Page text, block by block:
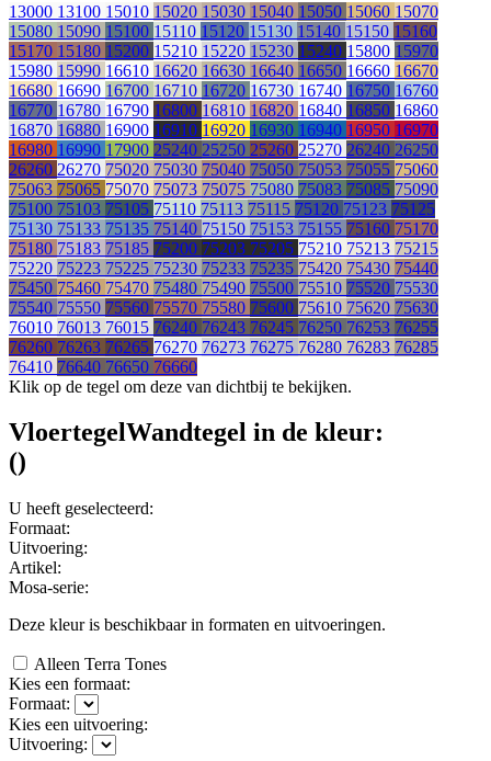
13000 13100 15010 15020 15030 15040 15050 15060 15070
15080 15090 15100 15110 15120 15130 15140 15150 15160
15170 15180 15200 15210 15220 15230 15240 15800 15970
15980 15990 16610 16620 16630 16640 16650 16660 16670
16680 16690 16700 16710 16720 16730 16740 16750 16760
16770 16780 16790 16800 16810 16820 16840 16850 16860
16870 16880 16900 16910 16920 16930 16940 16950 16970
16980 16990 17900 25240 25250 25260 25270 26240 26250
26260 26270 75020 75030 75040 75050 75053 75055 75060
75063 75065 75070 75073 75075 75080 75083 75085 75090
75100 75103 75105 75110 75113 75115 75120 75123 75125
75130 75133 75135 75140 75150 75153 75155 75160 75170
75180 75183 75185 75200 75203 75205 75210 75213 75215
75220 75223 75225 75230 75233 75235 75420 75430 75440
75450 75460 75470 75480 75490 75500 75510 75520 75530
75540 75550 75560 75570 75580 75600 75610 75620 75630
76010 76013 76015 76240 76243 76245 76250 76253 76255
76260 76263 76265 76270 76273 76275 76280 76283 76285
76410 76640 76650 76660
Klik op de tegel om deze van dichtbij te bekijken.
VloertegelWandtegel in de kleur:
()
U heeft geselecteerd:
Formaat:
Uitvoering:
Artikel:
Mosa-serie:
Deze kleur is beschikbaar in formaten en uitvoeringen.
Alleen Terra Tones
Kies een formaat:
Formaat:
Kies een uitvoering:
Uitvoering: